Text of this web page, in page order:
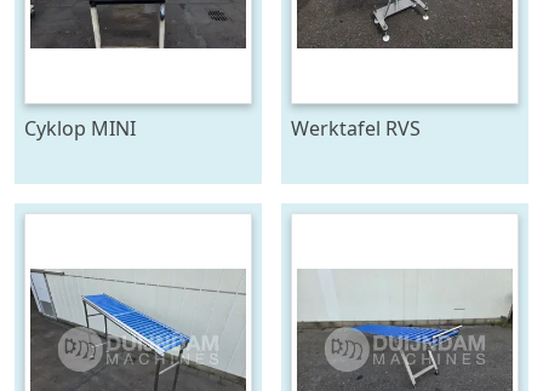
Cyklop MINI
Werktafel RVS